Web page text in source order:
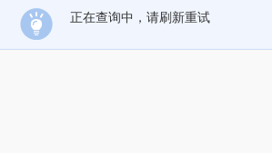
正在查询中，请刷新重试